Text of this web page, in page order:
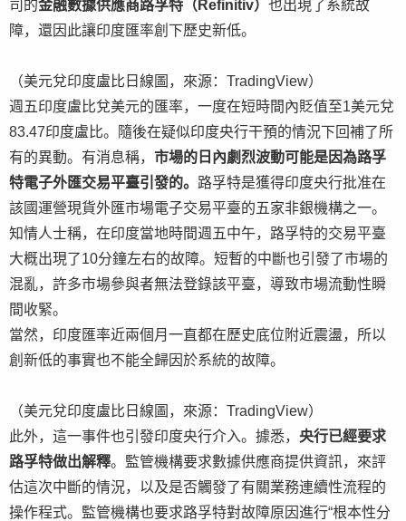
司的金融數據供應商路孚特（Refinitiv） 也出現了系統故
障，還因此讓印度匯率創下歷史新低。
（美元兌印度盧比日線圖，來源：TradingView）
週五印度盧比兌美元的匯率，一度在短時間內貶值至1美元兌
83.47印度盧比。隨後在疑似印度央行干預的情況下回補了所
有的異動。有消息稱， 市場的日內劇烈波動可能是因為路孚
特電子外匯交易平臺引發的。 路孚特是獲得印度央行批准在
該國運營現貨外匯市場電子交易平臺的五家非銀機構之一。
知情人士稱，在印度當地時間週五中午，路孚特的交易平臺
大概出現了10分鐘左右的故障。短暫的中斷也引發了市場的
混亂，許多市場參與者無法登錄該平臺，導致市場流動性瞬
間收緊。
當然，印度匯率近兩個月一直都在歷史底位附近震盪，所以
創新低的事實也不能全歸因於系統的故障。
（美元兌印度盧比日線圖，來源：TradingView）
此外，這一事件也引發印度央行介入。據悉， 央行已經要求
路孚特做出解釋。監管機構要求數據供應商提供資訊，來評
估這次中斷的情況，以及是否觸發了有關業務連續性流程的
操作程式。監管機構也要求路孚特對故障原因進行“根本性分